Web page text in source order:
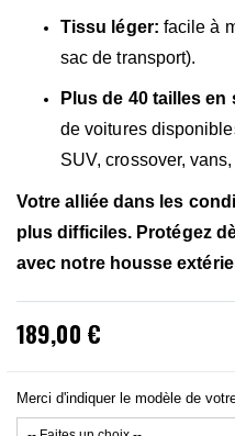
Tissu léger: facile à
sac de transport).
Plus de 40 tailles en
de voitures
SUV, crossover,
Votre alliée dans les
plus difficiles. Protégez
avec notre housse
189,00 €
Merci d'indiquer le modèle de